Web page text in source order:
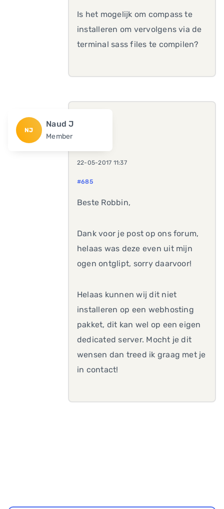
Is het mogelijk om compass te
installeren om vervolgens via de
terminal sass files te compilen?
NJ
Naud J
Member
22-05-2017 11:37
#685
Beste Robbin,
Dank voor je post op ons forum,
helaas was deze even uit mijn
ogen ontglipt, sorry daarvoor!
Helaas kunnen wij dit niet
installeren op een webhosting
pakket, dit kan wel op een eigen
dedicated server. Mocht je dit
wensen dan treed ik graag met je
in contact!